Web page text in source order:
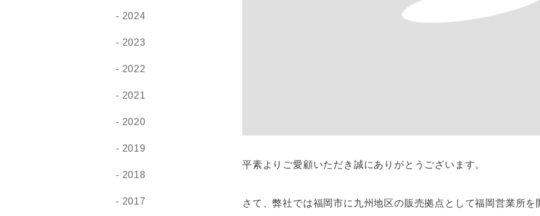
平素よりご愛顧いただき誠にありがとうございます。
さて、弊社では福岡市に九州地区の販売拠点として福岡営業所を
2024
2023
2022
2021
2020
2019
2018
2017